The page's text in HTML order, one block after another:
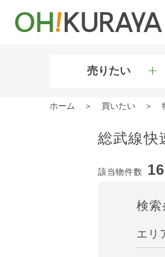
売りたい
ホーム 買いたい
総武線快
該当物件数 16
検索
エリ